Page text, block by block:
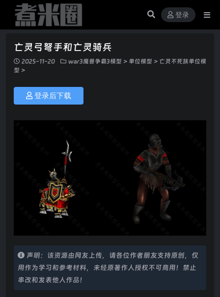
登录
亡灵弓弩手和亡灵骑兵
2025-11-20 war3魔兽争霸3模型 > 单位模型 > 亡灵不死族单位模
型 >
登录后下载
声明：该资源由网友上传，请各位作者朋友支持原创，仅
用作为学习和参考材料，未经原著作人授权不可商用！禁止
串改和发表他人作品！